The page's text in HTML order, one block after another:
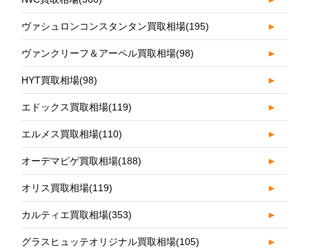
ヴァシュロンコンスタンタン買取相場(195) ►
ヴァンクリーフ＆アーペル買取相場(98) ►
HYT買取相場(98) ►
エドックス買取相場(119) ►
エルメス買取相場(110) ►
オーデマピゲ買取相場(188) ►
オリス買取相場(119) ►
カルティエ買取相場(353) ►
グラスヒュッテオリジナル買取相場(105) ►